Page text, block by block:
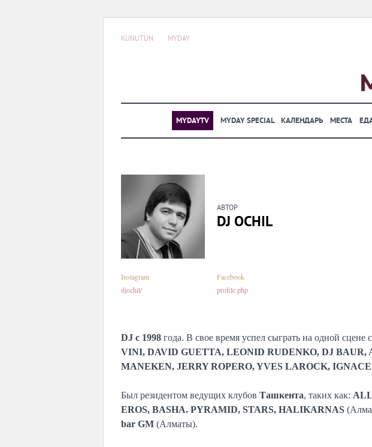
KUNUTUN MYDAY
MYDAYTV MYDAY SPECIAL КАЛЕНДАРЬ МЕСТА
АВТОР
DJ OCHIL
Instagram
djochil/
Facebook
profile.php
DJ с 1998 года. В свое время успел сыграть на одной сцене с
VINI, DAVID GUETTA, LEONID RUDENKO, DJ BAUR,
MANEKEN, JERRY ROPERO, YVES LAROCK,
Был резидентом ведущих клубов Ташкента, таких как:
EROS, BASHA. PYRAMID, STARS, HALIKARNAS
bar GM (Алматы).